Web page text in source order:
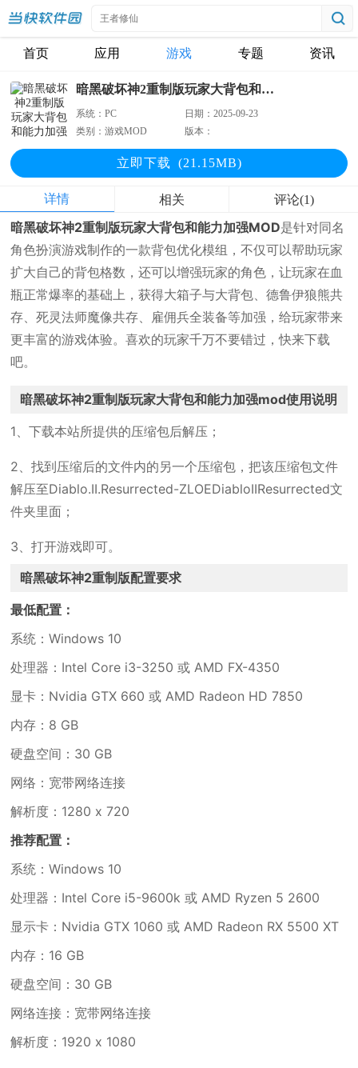
首页 应用 游戏 专题 资讯
暗黑破坏神2重制版玩家大背包和能力加强MOD
系统：PC 日期：2025-09-23
类别：游戏MOD 版本：
立即下载 (21.15MB)
详情 相关 评论(1)
暗黑破坏神2重制版玩家大背包和能力加强MOD是针对同名
角色扮演游戏制作的一款背包优化模组，不仅可以帮助玩家
扩大自己的背包格数，还可以增强玩家的角色，让玩家在血
瓶正常爆率的基础上，获得大箱子与大背包、德鲁伊狼熊共
存、死灵法师魔像共存、雇佣兵全装备等加强，给玩家带来
更丰富的游戏体验。喜欢的玩家千万不要错过，快来下载
吧。
暗黑破坏神2重制版玩家大背包和能力加强mod使用说明
1、下载本站所提供的压缩包后解压；
2、找到压缩后的文件内的另一个压缩包，把该压缩包文件
解压至Diablo.II.Resurrected-ZLOEDiabloIIResurrected文
件夹里面；
3、打开游戏即可。
暗黑破坏神2重制版配置要求
最低配置：
系统：Windows 10
处理器：Intel Core i3-3250 或 AMD FX-4350
显卡：Nvidia GTX 660 或 AMD Radeon HD 7850
内存：8 GB
硬盘空间：30 GB
网络：宽带网络连接
解析度：1280 x 720
推荐配置：
系统：Windows 10
处理器：Intel Core i5-9600k 或 AMD Ryzen 5 2600
显示卡：Nvidia GTX 1060 或 AMD Radeon RX 5500 XT
内存：16 GB
硬盘空间：30 GB
网络连接：宽带网络连接
解析度：1920 x 1080